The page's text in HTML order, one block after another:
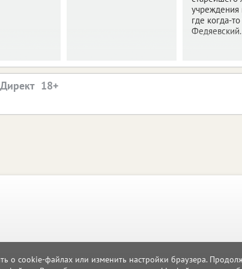
о cookie-файлах или изменить настройки браузера.
учреждения
где когда-
Федяевский.